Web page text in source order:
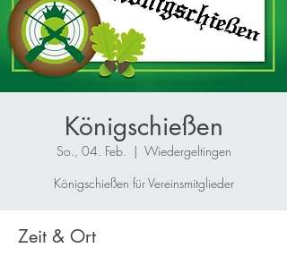
Königschießen
So., 04. Feb.
  |
Wiedergeltingen
Königschießen für Vereinsmitglieder
Zeit & Ort